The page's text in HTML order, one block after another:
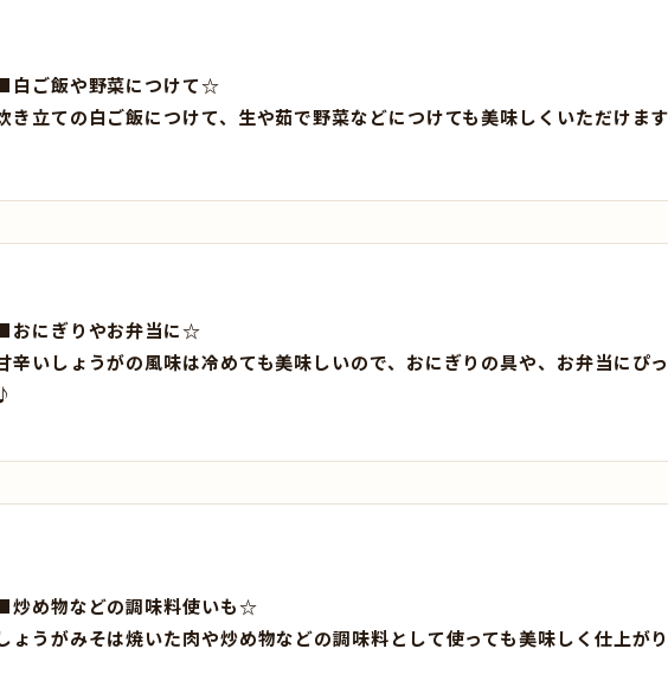
白ご飯や野菜につけて☆
き立ての白ご飯につけて、生や茹で野菜などにつけても美味しくいただけ
おにぎりやお弁当に☆
辛いしょうがの風味は冷めても美味しいので、おにぎりの具や、お弁当にぴ
炒め物などの調味料使いも☆
ょうがみそは焼いた肉や炒め物などの調味料として使っても美味しく仕上が